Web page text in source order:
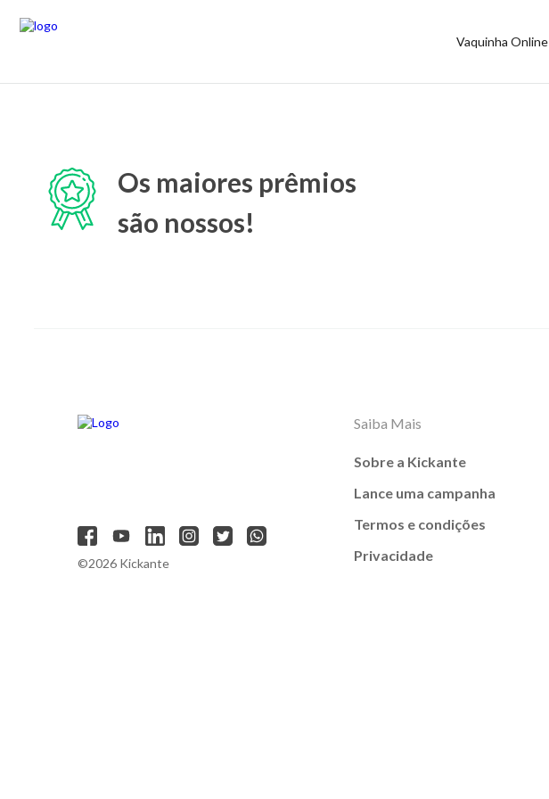
Vaquinha Online
Os maiores prêmios
são nossos!
©2026 Kickante
Saiba Mais
Sobre a Kickante
Lance uma campanha
Termos e condições
Privacidade